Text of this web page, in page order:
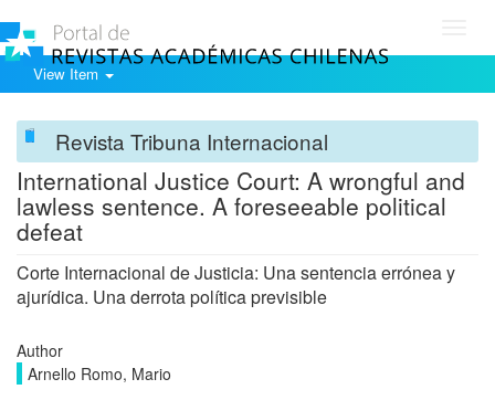
View Item
Revista Tribuna Internacional
International Justice Court: A wrongful and
lawless sentence. A foreseeable political
defeat
Corte Internacional de Justicia: Una sentencia errónea y
ajurídica. Una derrota política previsible
Author
Arnello Romo, Mario